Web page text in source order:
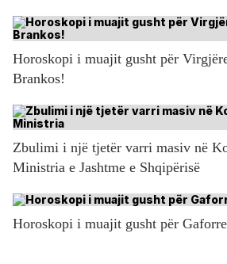
Horoskopi i muajit gusht për
Brankos!
Zbulimi i një tjetër varri masiv në
Ministria e Jashtme e Shqipërisë
Horoskopi i muajit gusht për